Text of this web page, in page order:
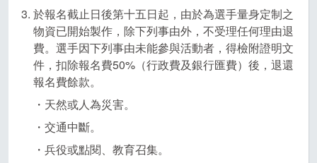
於報名截止日後第十五日起，由於為選手量身定制之
物資已開始製作，除下列事由外，不受理任何理由退
費。選手因下列事由未能參與活動者，得檢附證明文
件，扣除報名費50%（行政費及銀行匯費）後，退還
報名費餘款。
・天然或人為災害。
・交通中斷。
・兵役或點閱、教育召集。